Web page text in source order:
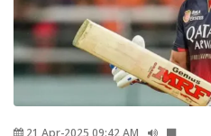
21 Apr-2025 09:42 AM